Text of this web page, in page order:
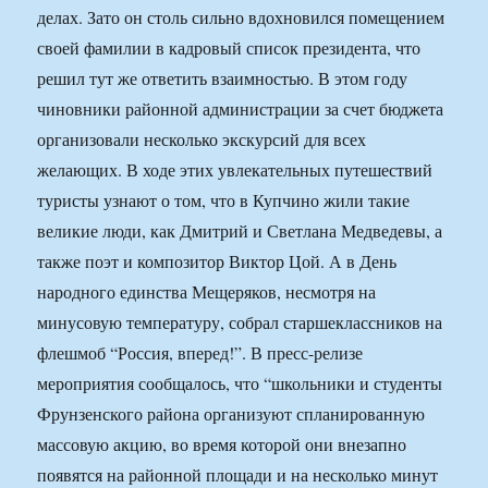
делах. Зато он столь сильно вдохновился помещением
своей фамилии в кадровый список президента, что
решил тут же ответить взаимностью. В этом году
чиновники районной администрации за счет бюджета
организовали несколько экскурсий для всех
желающих. В ходе этих увлекательных путешествий
туристы узнают о том, что в Купчино жили такие
великие люди, как Дмитрий и Светлана Медведевы, а
также поэт и композитор Виктор Цой. А в День
народного единства Мещеряков, несмотря на
минусовую температуру, собрал старшеклассников на
флешмоб “Россия, вперед!”. В пресс-релизе
мероприятия сообщалось, что “школьники и студенты
Фрунзенского района организуют спланированную
массовую акцию, во время которой они внезапно
появятся на районной площади и на несколько минут